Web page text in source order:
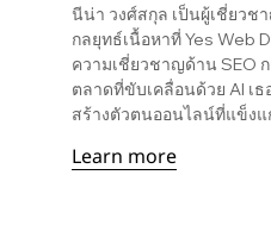
นีน่า วงศ์สกุล เป็นผู้เชี่ยว
กลยุทธ์เนื้อหาที่ Yes Web
ความเชี่ยวชาญด้าน SEO
ตลาดที่ขับเคลื่อนด้วย AI เ
สร้างตัวตนออนไลน์ที่แข็งแ
Learn more